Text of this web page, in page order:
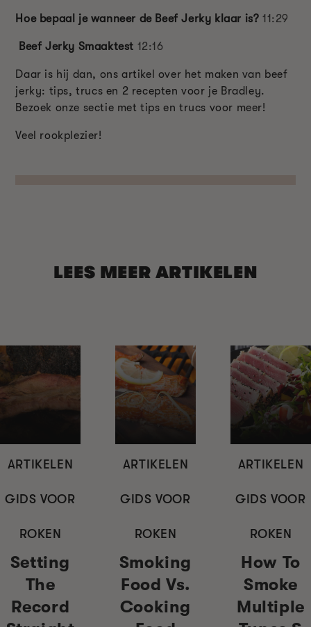
Hoe bepaal je wanneer de Beef Jerky klaar is? 11:29
Beef Jerky Smaaktest 12:16
Daar is hij dan, ons artikel over het maken van beef
jerky: tips, trucs en 2 recepten voor je Bradley.
Bezoek onze sectie met tips en trucs voor meer!
Veel rookplezier!
LEES MEER ARTIKELEN
ARTIKELEN
GIDS VOOR
ROKEN
Setting
The
Record
ARTIKELEN
GIDS VOOR
ROKEN
Smoking
Food Vs.
Cooking
ARTIKELEN
GIDS VOOR
ROKEN
How To
Smoke
Multiple